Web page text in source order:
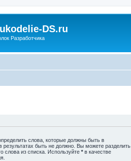
DS.ru
Разработчика
слова, которые должны быть в
результатах быть не должно. Вы можете разделить
слова из списка. Используйте * в качестве